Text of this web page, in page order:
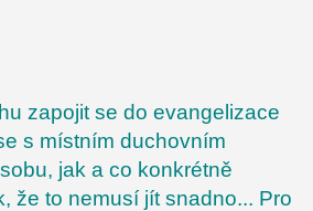
zapojit se do evangelizace
s místním duchovním
jak a co konkrétně
že to nemusí jít snadno... Pro